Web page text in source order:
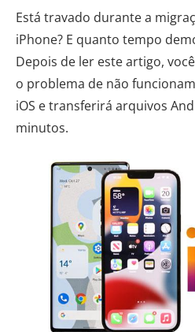
Está travado durante a
iPhone? E quanto tempo
Depois de ler este artigo,
o problema de não
iOS e transferirá arquivos
minutos.